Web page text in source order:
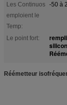
Les Continuos
emploient le
Temp:
-50 à
Le point fort:
Réémetteur